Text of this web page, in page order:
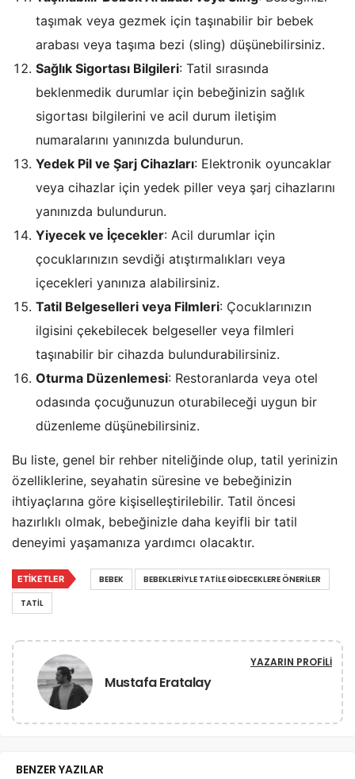
taşımak veya gezmek için taşınabilir bir bebek
arabası veya taşıma bezi (sling) düşünebilirsiniz.
Sağlık Sigortası Bilgileri: Tatil sırasında
beklenmedik durumlar için bebeğinizin sağlık
sigortası bilgilerini ve acil durum iletişim
numaralarını yanınızda bulundurun.
Yedek Pil ve Şarj Cihazları: Elektronik oyuncaklar
veya cihazlar için yedek piller veya şarj cihazlarını
yanınızda bulundurun.
Yiyecek ve İçecekler: Acil durumlar için
çocuklarınızın sevdiği atıştırmalıkları veya
içecekleri yanınıza alabilirsiniz.
Tatil Belgeselleri veya Filmleri: Çocuklarınızın
ilgisini çekebilecek belgeseller veya filmleri
taşınabilir bir cihazda bulundurabilirsiniz.
Oturma Düzenlemesi: Restoranlarda veya otel
odasında çocuğunuzun oturabileceği uygun bir
düzenleme düşünebilirsiniz.
Bu liste, genel bir rehber niteliğinde olup, tatil yerinizin
özelliklerine, seyahatin süresine ve bebeğinizin
ihtiyaçlarına göre kişiselleştirilebilir. Tatil öncesi
hazırlıklı olmak, bebeğinizle daha keyifli bir tatil
deneyimi yaşamanıza yardımcı olacaktır.
ETIKETLER BEBEK
BEBEKLERIYLE TATILE GIDECEKLERE ÖNERILER
TATIL
Mustafa Eratalay
YAZARIN PROFILI
BENZER YAZILAR